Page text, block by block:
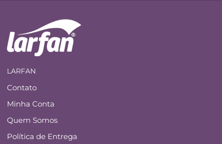
LARFAN
Contato
Minha Conta
Quem Somos
Política de Entrega